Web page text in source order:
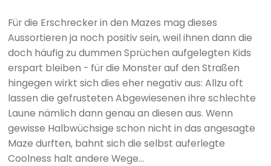
Für die Erschrecker in den Mazes mag dieses
Aussortieren ja noch positiv sein, weil ihnen dann die
doch häufig zu dummen Sprüchen aufgelegten Kids
erspart bleiben - für die Monster auf den Straßen
hingegen wirkt sich dies eher negativ aus: Allzu oft
lassen die gefrusteten Abgewiesenen ihre schlechte
Laune nämlich dann genau an diesen aus. Wenn
gewisse Halbwüchsige schon nicht in das angesagte
Maze durften, bahnt sich die selbst auferlegte
Coolness halt andere Wege...